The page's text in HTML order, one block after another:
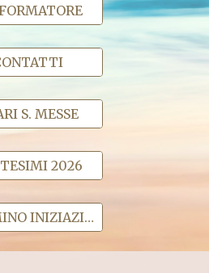
S. MESSE
2026
CAMMINO INIZIAZIONE CRISTIANA